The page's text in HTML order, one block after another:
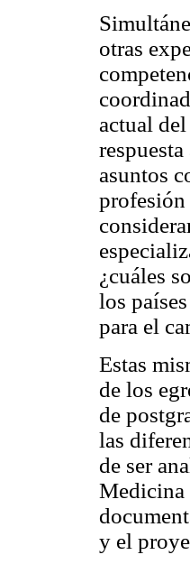
otras
actual
asuntos
profesión
¿cuáles
los
para el
Estas
de los
de
las
de ser
Medicina
y el